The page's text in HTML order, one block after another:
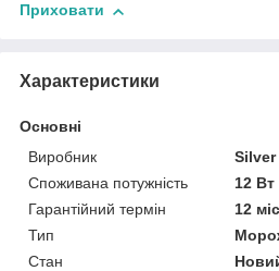
Приховати
Характеристики
Основні
Виробник
Silver
Споживана потужність
12 Вт
Гарантійний термін
12 міс
Тип
Стан